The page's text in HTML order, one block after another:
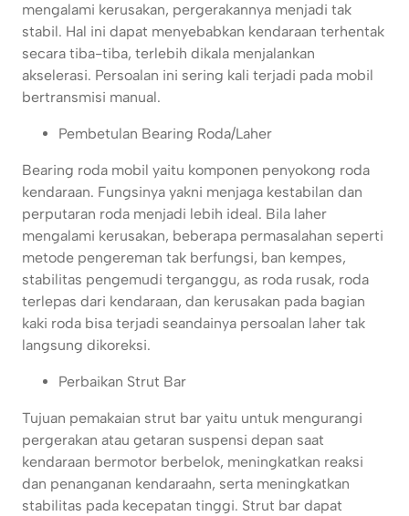
mengalami kerusakan, pergerakannya menjadi tak
stabil. Hal ini dapat menyebabkan kendaraan terhentak
secara tiba-tiba, terlebih dikala menjalankan
akselerasi. Persoalan ini sering kali terjadi pada mobil
bertransmisi manual.
Pembetulan Bearing Roda/Laher
Bearing roda mobil yaitu komponen penyokong roda
kendaraan. Fungsinya yakni menjaga kestabilan dan
perputaran roda menjadi lebih ideal. Bila laher
mengalami kerusakan, beberapa permasalahan seperti
metode pengereman tak berfungsi, ban kempes,
stabilitas pengemudi terganggu, as roda rusak, roda
terlepas dari kendaraan, dan kerusakan pada bagian
kaki roda bisa terjadi seandainya persoalan laher tak
langsung dikoreksi.
Perbaikan Strut Bar
Tujuan pemakaian strut bar yaitu untuk mengurangi
pergerakan atau getaran suspensi depan saat
kendaraan bermotor berbelok, meningkatkan reaksi
dan penanganan kendaraahn, serta meningkatkan
stabilitas pada kecepatan tinggi. Strut bar dapat